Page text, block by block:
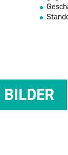
BIL­DER